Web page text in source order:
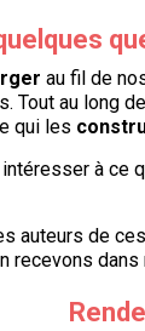
au fil de
Tout au long
qui les
à ce
auteurs de
recevons dans